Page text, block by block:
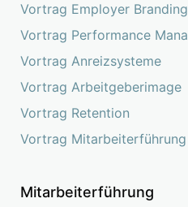
Vortrag Employer Branding
Vortrag Performance
Vortrag Anreizsysteme
Vortrag Arbeitgeberimage
Vortrag Retention
Vortrag Mitarbeiterführung
Mitarbeiterführung